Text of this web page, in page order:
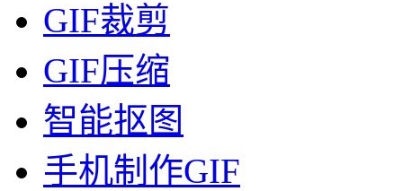
GIF裁剪
GIF压缩
智能抠图
手机制作GIF